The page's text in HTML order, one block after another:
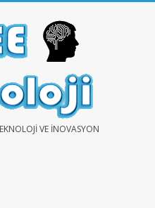
VE İNOVASYON